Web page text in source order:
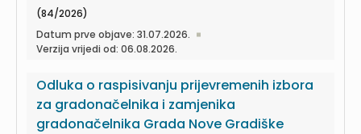
(84/2026)
Datum prve objave: 31.07.2026.
Verzija vrijedi od: 06.08.2026.
Odluka o raspisivanju prijevremenih izbora
za gradonačelnika i zamjenika
gradonačelnika Grada Nove Gradiške